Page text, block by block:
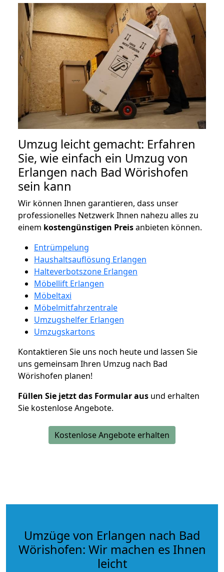
Umzug leicht gemacht: Erfahren
Sie, wie einfach ein Umzug von
Erlangen nach Bad Wörishofen
sein kann
Wir können Ihnen garantieren, dass unser
professionelles Netzwerk Ihnen nahezu alles zu
einem kostengünstigen Preisanbieten können.
Entrümpelung
Haushaltsauflösung Erlangen
Halteverbotszone Erlangen
Möbellift Erlangen
Möbeltaxi
Möbelmitfahrzentrale
Umzugshelfer Erlangen
Umzugskartons
Kontaktieren Sie uns noch heute und lassen Sie
uns gemeinsam Ihren Umzug nach Bad
Wörishofen planen!
Füllen Sie jetzt das Formular aus und erhalten
Sie kostenlose Angebote.
Kostenlose Angebote erhalten
Umzüge von Erlangen nach Bad
Wörishofen: Wir machen es Ihnen
leicht